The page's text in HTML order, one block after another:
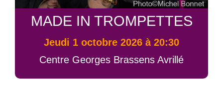
MADE IN TROMPETTES
jeudi 1 octobre 2026 à 20:30
Centre Georges Brassens Avrillé